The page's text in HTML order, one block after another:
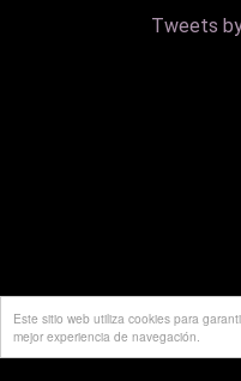
Este sitio web utiliza cookies para
mejor experiencia de navegación.
Tweets